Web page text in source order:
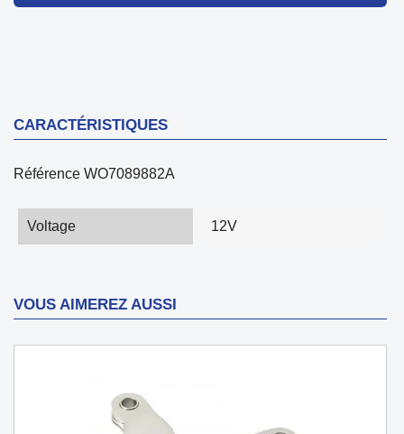
CARACTÉRISTIQUES
Référence WO7089882A
Voltage 12V
VOUS AIMEREZ AUSSI